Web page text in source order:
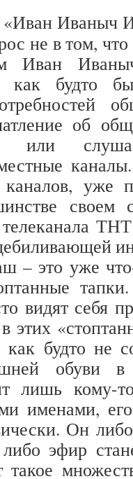
«Иван Иваныч
не в том, что
Иван
как будто
об
или
уже
своем
– это уже
видят себя
этих
будто не
обуви
лишь кому-
именами,
Он
эфир
такое